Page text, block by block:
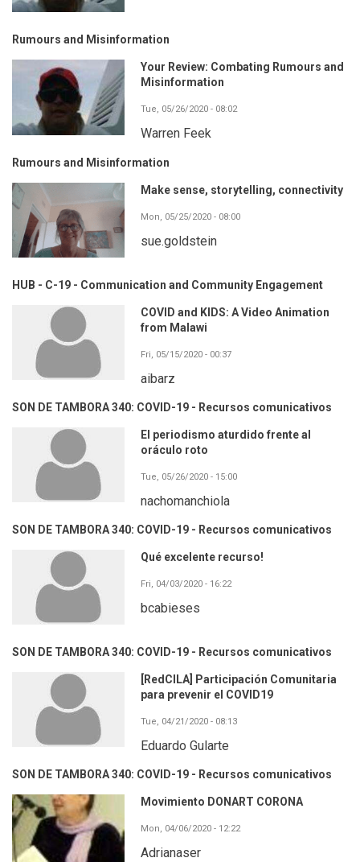
Rumours and Misinformation
Your Review: Combating Rumours and
Misinformation
Tue, 05/26/2020 - 08:02
Warren Feek
Rumours and Misinformation
Make sense, storytelling, connectivity
Mon, 05/25/2020 - 08:00
sue.goldstein
HUB - C-19 - Communication and Community Engagement
COVID and KIDS: A Video Animation
from Malawi
Fri, 05/15/2020 - 00:37
aibarz
SON DE TAMBORA 340: COVID-19 - Recursos comunicativos
El periodismo aturdido frente al
oráculo roto
Tue, 05/26/2020 - 15:00
nachomanchiola
SON DE TAMBORA 340: COVID-19 - Recursos comunicativos
Qué excelente recurso!
Fri, 04/03/2020 - 16:22
bcabieses
SON DE TAMBORA 340: COVID-19 - Recursos comunicativos
[RedCILA] Participación Comunitaria
para prevenir el COVID19
Tue, 04/21/2020 - 08:13
Eduardo Gularte
SON DE TAMBORA 340: COVID-19 - Recursos comunicativos
Movimiento DONART CORONA
Mon, 04/06/2020 - 12:22
Adrianaser